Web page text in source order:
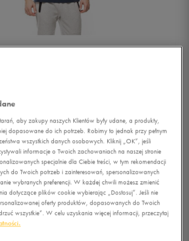
POLO
( 0 )
aby zakupy naszych Klientów były udane, a produkty,
dopasowane do ich potrzeb. Robimy to jednak przy pełnym
wszystkich danych osobowych. Kliknij „OK”, jeśli
informacje o Twoich zachowaniach na naszej stronie
specjalnie dla Ciebie treści, w tym rekomendacji
do Twoich potrzeb i zainteresowań, spersonalizowanych
wybranych preferencji. W każdej chwili możesz zmienić
dotyczące plików cookie wybierając „Dostosuj”. Jeśli nie
oferty produktów, dopasowanych do Twoich
wszystkie”. W celu uzyskania więcej informacji, przeczytaj